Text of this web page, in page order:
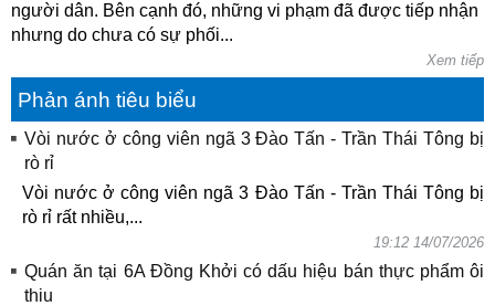
người dân. Bên cạnh đó, những vi phạm đã được tiếp nhận
nhưng do chưa có sự phối...
Xem tiếp
Phản ánh tiêu biểu
Vòi nước ở công viên ngã 3 Đào Tấn - Trần Thái Tông bị
rò rỉ
Vòi nước ở công viên ngã 3 Đào Tấn - Trần Thái Tông bị
rò rỉ rất nhiều,...
19:12 14/07/2026
Quán ăn tại 6A Đồng Khởi có dấu hiệu bán thực phẩm ôi
thiu